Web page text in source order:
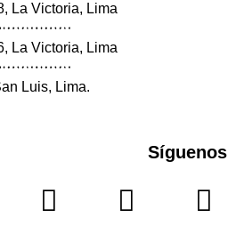
La Victoria, Lima
La Victoria, Lima
Luis, Lima.
Síguenos